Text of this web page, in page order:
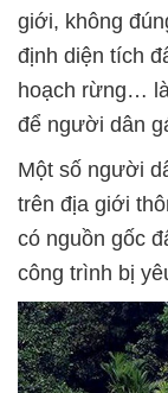
giới, không
định diện tích
hoạch rừng…
để người dân
Một số người
trên địa giới
có nguồn gốc
công trình bị